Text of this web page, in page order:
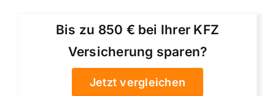
Bis zu 850 € bei Ihrer KFZ
Versicherung sparen?
Jetzt vergleichen